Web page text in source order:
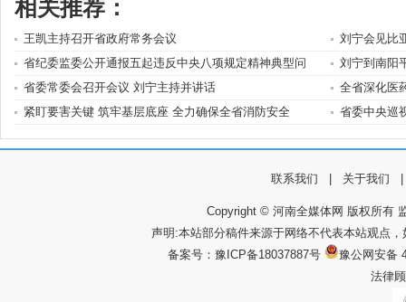
相关推荐：
王凯主持召开省政府常务会议
刘宁会见比
省纪委监委公开通报五起违反中央八项规定精神典型问
刘宁到南阳
省委常委会召开会议 刘宁主持并讲话
全省深化医
紧盯要害关键 筑牢基层底座 全力确保全省消防安全
省委中央巡
联系我们 关于我们
Copyright © 河南全媒体网 版权所有
声明:本站部分稿件来源于网络不代表本站观点
备案号： 豫ICP备18037887号
豫公网安备
法律